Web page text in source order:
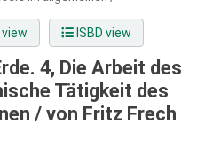
ISBD view
4, Die Arbeit des
Tätigkeit des
/ von Fritz Frech